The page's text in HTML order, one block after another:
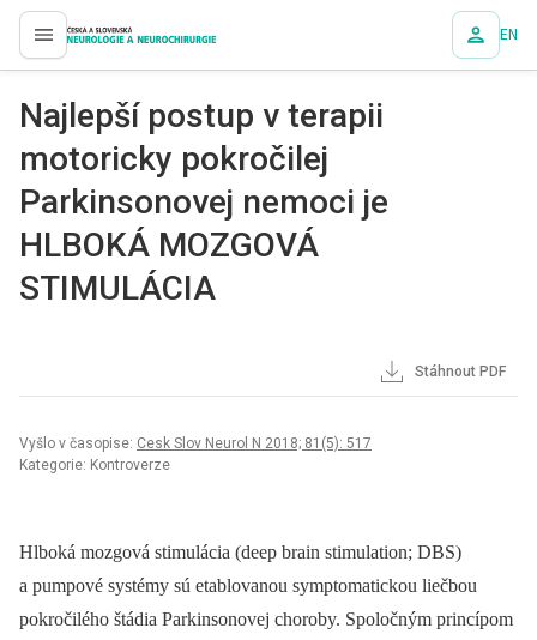
proLékaře.cz EN
Najlepší postup v terapii
motoricky pokročilej
Parkinsonovej nemoci je
HLBOKÁ MOZGOVÁ
STIMULÁCIA
Stáhnout PDF
Vyšlo v časopise: Cesk Slov Neurol N 2018; 81(5): 517
Kategorie: Kontroverze
Hlboká mozgová stimulácia (deep brain stimulation; DBS)
a pumpové systémy sú etablovanou symptomatickou liečbou
pokročilého štádia Parkinsonovej choroby. Spoločným princípom